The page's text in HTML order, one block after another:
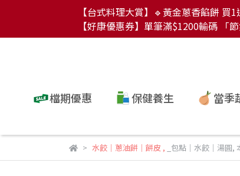
【台式料理大賞】🔹黃金蔥香餡餅
【好康優惠券】單筆滿$1200輸碼 「
檔期優惠 保健養生 當季
水餃｜蔥油餅｜餅皮 , _包點│水餃│湯圓,